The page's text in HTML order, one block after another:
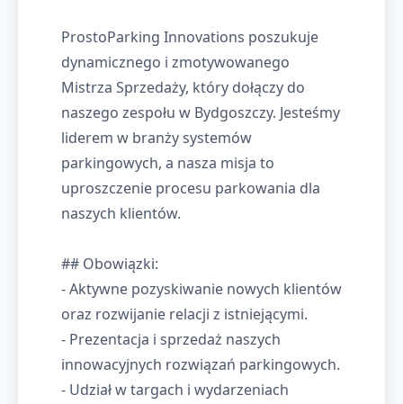
ProstoParking Innovations poszukuje
dynamicznego i zmotywowanego
Mistrza Sprzedaży, który dołączy do
naszego zespołu w Bydgoszczy. Jesteśmy
liderem w branży systemów
parkingowych, a nasza misja to
uproszczenie procesu parkowania dla
naszych klientów.
## Obowiązki:
- Aktywne pozyskiwanie nowych klientów
oraz rozwijanie relacji z istniejącymi.
- Prezentacja i sprzedaż naszych
innowacyjnych rozwiązań parkingowych.
- Udział w targach i wydarzeniach